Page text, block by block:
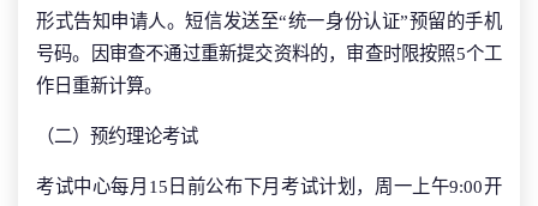
形式告知申请人。短信发送至“统一身份认证”预留的手机
号码。因审查不通过重新提交资料的，审查时限按照5个工
作日重新计算。
（二）预约理论考试
考试中心每月15日前公布下月考试计划，周一上午9:00开